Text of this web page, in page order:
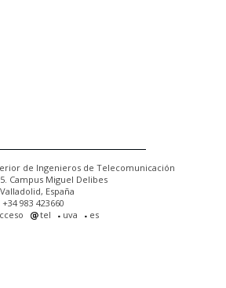
de Ingenieros de Telecomunicación
Campus Miguel Delibes
España
983 423660
tel uva es